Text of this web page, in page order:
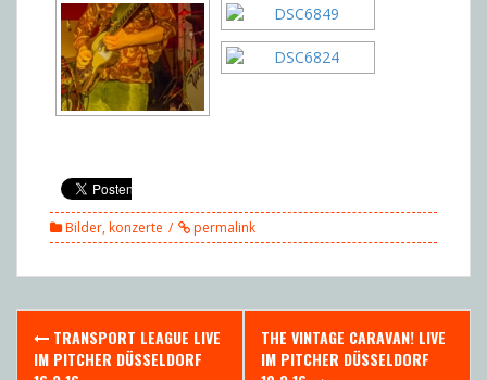
Bilder,konzerte permalink
PostTRANSPORT LEAGUE LIVE
IM PITCHER DÜSSELDORF
THE VINTAGE CARAVAN! LIVE
IM PITCHER DÜSSELDORF